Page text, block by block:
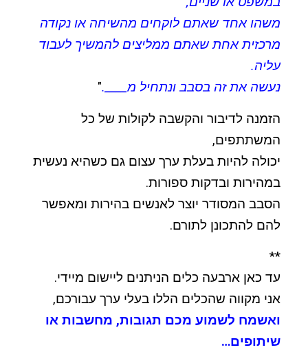
משהו אחד שאתם לוקחים מהשיחה או נקודה
מרכזית אחת שאתם ממליצים להמשיך לעבוד
עליה.
נעשה את זה בסבב ונתחיל מ____."
הזמנה לדיבור והקשבה לקולות של כל
המשתתפים,
יכולה להיות בעלת ערך עצום גם כשהיא נעשית
במהירות ובדקות ספורות.
הסבב המסודר יוצר לאנשים בהירות ומאפשר
להם להתכונן לתורם.
**
עד כאן ארבעה כלים הניתנים ליישום מיידי.
אני מקווה שהכלים הללו בעלי ערך עבורכם,
ואשמח לשמוע מכם תגובות, מחשבות או
שיתופים…